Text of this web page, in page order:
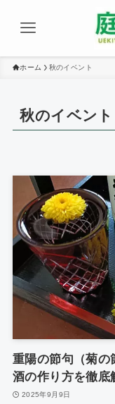
ホーム 秋のイベント
秋のイベント
重陽の節句（菊の
酒の作り方を徹底
2025年9月9日